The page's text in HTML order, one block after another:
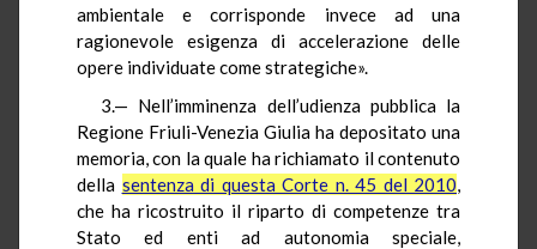
ambientale e corrisponde invece ad una
ragionevole esigenza di accelerazione delle
opere individuate come strategiche».
3.— Nell’imminenza dell’udienza pubblica la
Regione Friuli-Venezia Giulia ha depositato una
memoria, con la quale ha richiamato il contenuto
della sentenza di questa Corte n. 45 del 2010,
che ha ricostruito il riparto di competenze tra
Stato ed enti ad autonomia speciale,